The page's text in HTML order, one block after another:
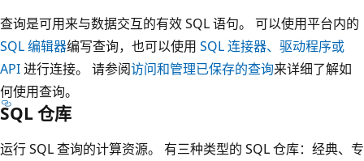
查询是可用来与数据交互的有效 SQL 语句。 可以使用平台内的
SQL 编辑器编写查询，也可以使用 SQL 连接器、驱动程序或
API进行连接。 请参阅访问和管理已保存的查询来详细了解如
何使用查询。
SQL 仓库
运行 SQL 查询的计算资源。 有三种类型的 SQL 仓库：经典、专